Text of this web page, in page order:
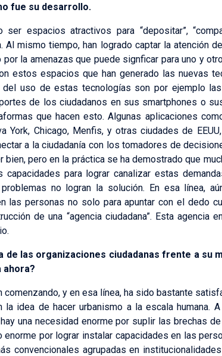
fue su desarrollo.
espacios atractivos para “depositar”,
mismo tiempo, han logrado captar la atención
la amenazas que puede signficar para uno y
estos espacios que han generado las nuevas
uso de estas tecnologías son por ejemplo
de los ciudadanos en sus smartphones o
que hacen esto. Algunas aplicaciones
York, Chicago, Menfis, y otras ciudades de
a la ciudadanía con los tomadores de
bien, pero en la práctica se ha demostrado que
para lograr canalizar estas
no logran la solución. En esa línea,
las personas no solo para apuntar con el dedo
de una “agencia ciudadana”. Esta agencia
de las organizaciones ciudadanas frente a su
ahora?
comenzando, y en esa línea, ha sido bastante
idea de hacer urbanismo a la escala humana.
una necesidad enorme por suplir las brechas
por lograr instalar capacidades en las
convencionales agrupadas en